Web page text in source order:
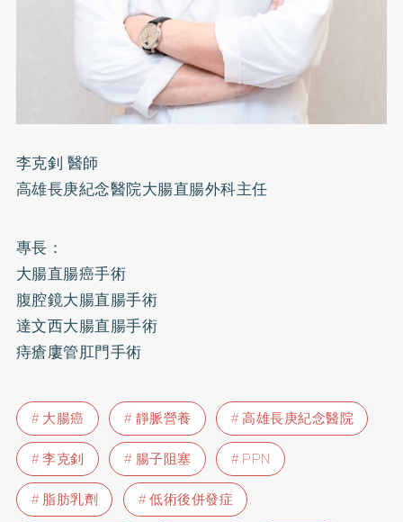
李克釗 醫師
高雄長庚紀念醫院大腸直腸外科主任
專長：
大腸直腸癌手術
腹腔鏡大腸直腸手術
達文西大腸直腸手術
痔瘡廔管肛門手術
大腸癌 靜脈營養
高雄長庚紀念醫院
李克釗
腸子阻塞
PPN
脂肪乳劑
低術後併發症